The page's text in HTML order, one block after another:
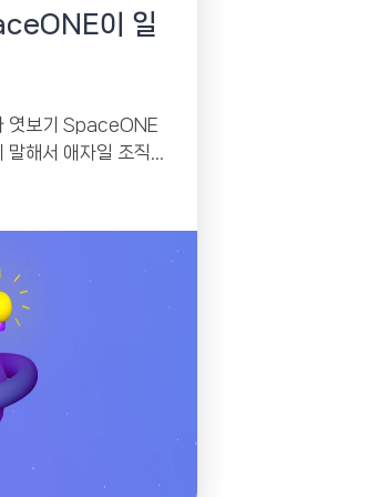
이 일
엿보기 SpaceONE
해서 애자일 조직이